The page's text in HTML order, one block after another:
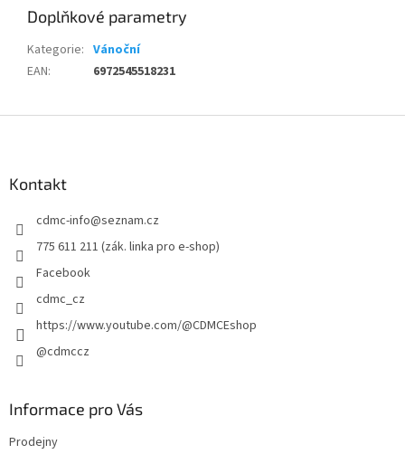
Doplňkové parametry
Kategorie: Vánoční
EAN: 6972545518231
Kontakt
cdmc-info@seznam.cz
775 611 211 (zák. linka pro e-shop)
Facebook
cdmc_cz
https://www.youtube.com/@CDMCEshop
@cdmccz
Informace pro Vás
Prodejny